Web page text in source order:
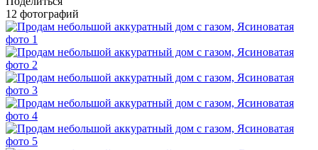
12 фотографий